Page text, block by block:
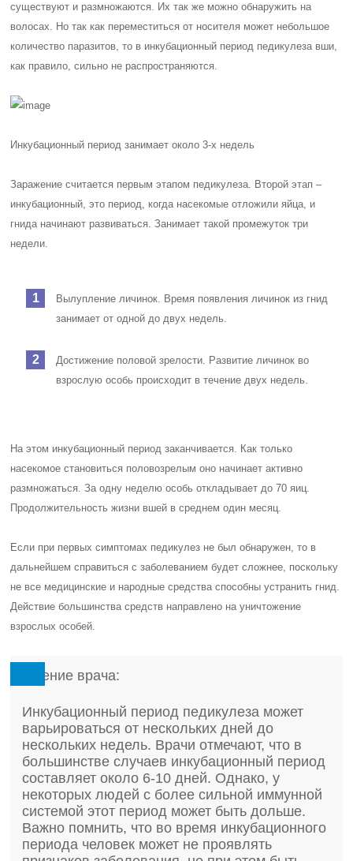
существуют и размножаются. Их так же можно обнаружить на
волосах. Но так как переместиться от носителя может небольшое
количество паразитов, то в инкубационный период педикулеза вши,
как правило, сильно не распространяются.
Инкубационный период занимает около 3-х недель
Заражение считается первым этапом педикулеза. Второй этап –
инкубационный, это период, когда насекомые отложили яйца, и
гнида начинают развиваться. Занимает такой промежуток три
недели.
Вылупление личинок. Время появления личинок из гнид
занимает от одной до двух недель.
Достижение половой зрелости. Развитие личинок во
взрослую особь происходит в течение двух недель.
На этом инкубационный период заканчивается. Как только
насекомое становиться половозрелым оно начинает активно
размножаться. За одну неделю особь откладывает до 70 яиц.
Продолжительность жизни вшей в среднем один месяц.
Если при первых симптомах педикулез не был обнаружен, то в
дальнейшем справиться с заболеванием будет сложнее, поскольку
не все медицинские и народные средства способны устранить гнид.
Действие большинства средств направлено на уничтожение
взрослых особей.
Мнение врача:
Инкубационный период педикулеза может
варьироваться от нескольких дней до
нескольких недель. Врачи отмечают, что в
большинстве случаев инкубационный период
составляет около 6-10 дней. Однако, у
некоторых людей с более сильной иммунной
системой этот период может быть дольше.
Важно помнить, что во время инкубационного
периода человек может не проявлять